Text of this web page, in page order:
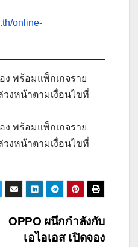
online-
ง พร้อมแพ็กเกจราย
วงหน้าตามเงื่อนไขที่
ง พร้อมแพ็กเกจราย
วงหน้าตามเงื่อนไขที่
OPPO ผนึกกำลังกับ
เอไอเอส เปิดจอง